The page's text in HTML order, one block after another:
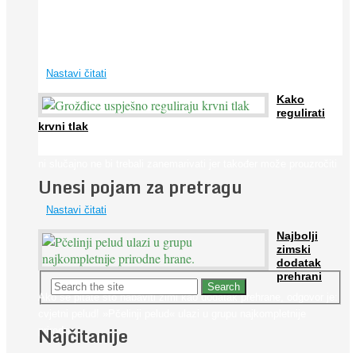
Nastavi čitati
Kako
regulirati
krvni tlak
...
Nastavi čitati
Najbolji
zimski
dodatak
prehrani
Ako se pitate što nabaviti zimi kao dodatak prehrane, odgovor je:
prirodne ...
Unesi pojam za pretragu
Najčitanije